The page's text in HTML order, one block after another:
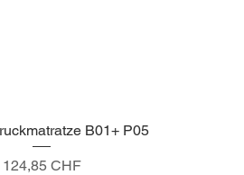
Schnellansicht B01+ P05
Preis
124,85 CHF